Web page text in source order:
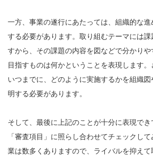
一方、事業の遂行にあたっては、組織的な進
する必要があります。取り組むテーマには
すから、その課題の内容を図などで分かりや
目指すものは何かということを表現します。
いつまでに、どのように実施するかを組織
明する必要があります。
そして、最後に上記のことが十分に表現でき
「審査項目」に照らし合わせてチェックし
業は数多くありますので、ライバルを抑えて